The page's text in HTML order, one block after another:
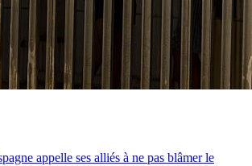
appelle ses alliés à ne pas blâmer le